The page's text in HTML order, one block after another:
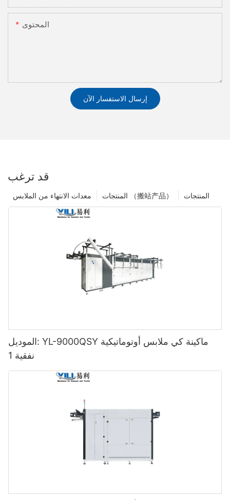
المحتوى
إرسال الاستفسار الآن
قد ترغب
المنتجات المنتجات （搬站产品） معدات الانتهاء من الملابس
الموديل: YL-9000QSY ماكينة كي ملابس أوتوماتيكية
نفقية 1